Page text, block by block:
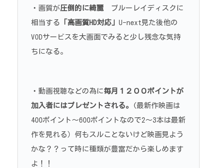
・画質が圧倒的に綺麗 ブルーレイディスクに
相当する 「高画質HD対応」 U-next見た後他の
VODサービスを大画面でみると少し残念な気持
ちになる。
・動画視聴などの為に毎月１２００ポイントが
加入者にはプレゼントされる。
(最新作映画は
400ポイント～600ポイントなので2～3本は最新
作を見れる）何もスルことないけど映画見よう
かな？？って時に種類が豊富だから楽しめます
よ！！